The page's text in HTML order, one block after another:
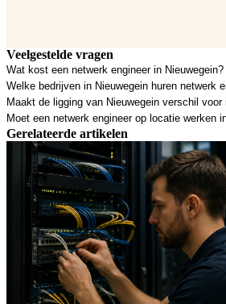
Veelgestelde vragen
Wat kost een netwerk engineer in Nieuwegein?
Welke bedrijven in Nieuwegein huren netwerk
Maakt de ligging van Nieuwegein verschil voor
Moet een netwerk engineer op locatie werken
Gerelateerde artikelen